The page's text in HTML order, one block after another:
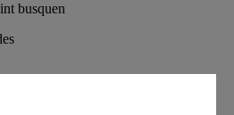
busquen